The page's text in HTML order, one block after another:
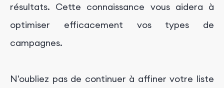
résultats. Cette connaissance vous aidera à
optimiser efficacement vos types de
campagnes.
N'oubliez pas de continuer à affiner votre liste